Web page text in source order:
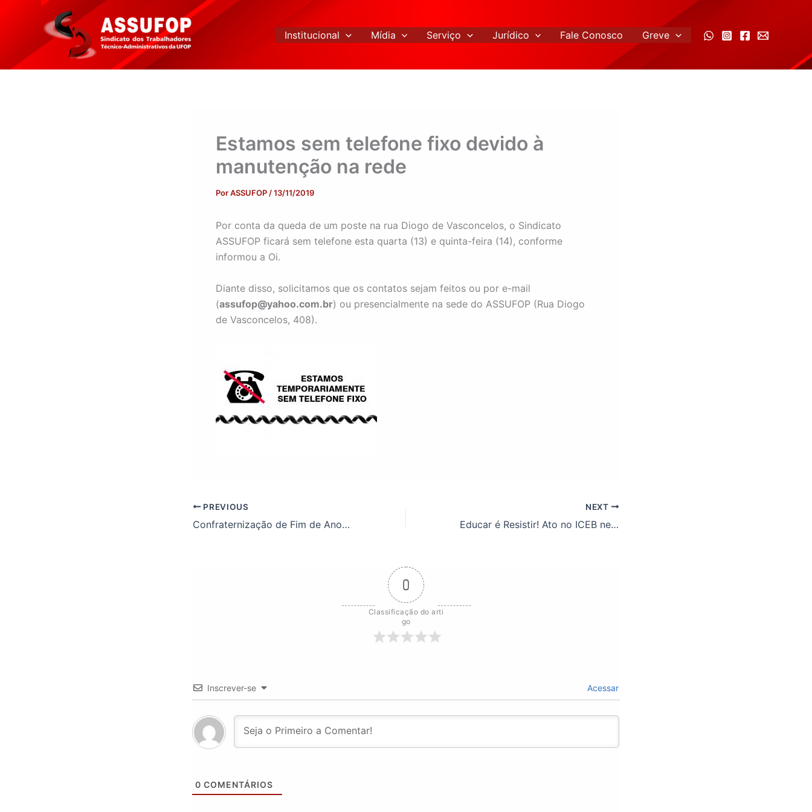
conteúdo
Institucional Mídia Serviço Jurídico Fale Conosco Greve
Estamos sem telefone fixo devido à
manutenção na rede
PorASSUFOP /13/11/2019
Por conta da queda de um poste na rua Diogo de Vasconcelos, o Sindicato
ASSUFOP ficará sem telefone esta quarta (13) e quinta-feira (14), conforme
informou a Oi.
Diante disso, solicitamos que os contatos sejam feitos ou por e-mail
(assufop@yahoo.com.br) ou presencialmente na sede do ASSUFOP (Rua Diogo
de Vasconcelos, 408).
PREVIOUS
Confraternização de Fim de Ano ASSUFOP! Veja os detalhes!
NEXT
Educar é Resistir! Ato no ICEB nesta quarta-feira, às 12h.
0
Classificação do arti
go
Inscrever-se Acessar
0 COMENTÁRIOS